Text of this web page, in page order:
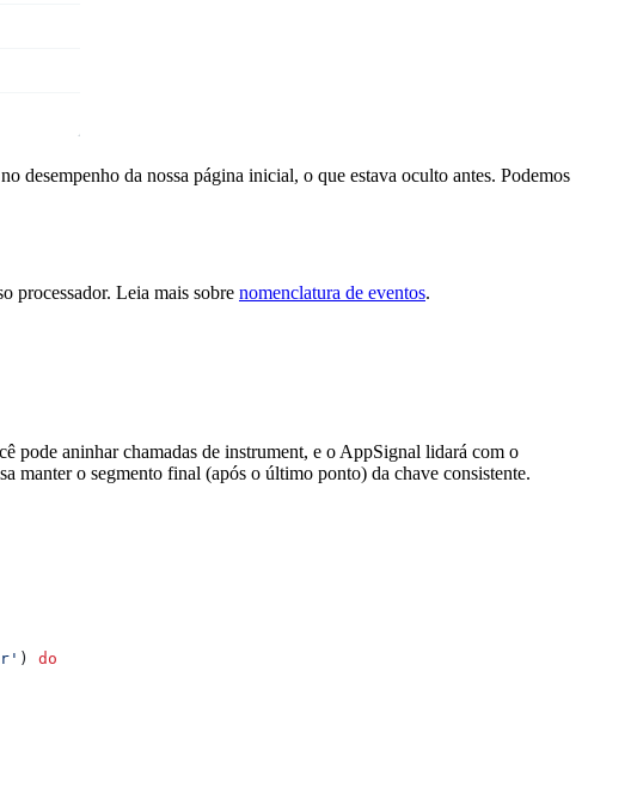
desempenho da nossa página inicial, o que estava oculto antes. Podemos
processador. Leia mais sobre nomenclatura de eventos.
pode aninhar chamadas de instrument, e o AppSignal lidará com o
manter o segmento final (após o último ponto) da chave consistente.
) do